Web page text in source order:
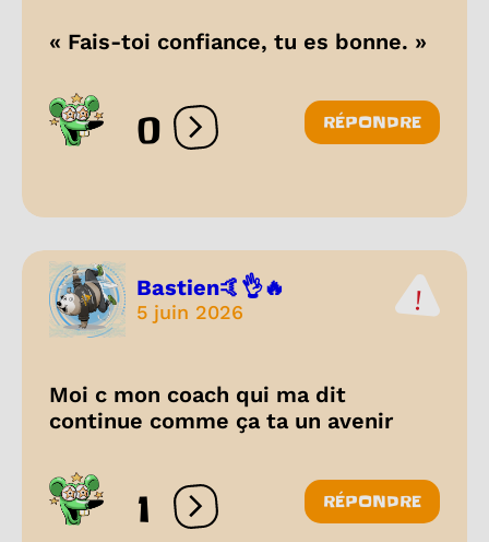
« Fais-toi confiance, tu es bonne. »
0 Ouvrir les réactions
RÉPONDRE
Bastien🤙👌🔥
5 juin 2026
Moi c mon coach qui ma dit
continue comme ça ta un avenir
1 Ouvrir les réactions
RÉPONDRE